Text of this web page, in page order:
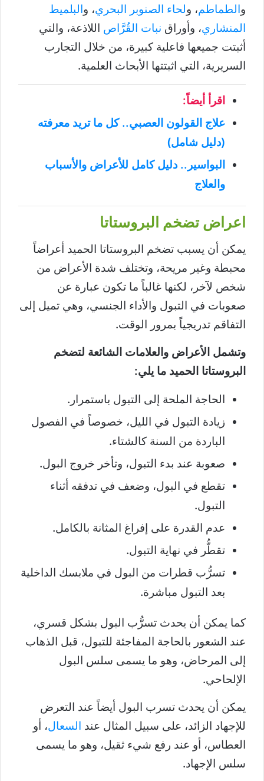
والطماطم، ولحاء الصنوبر البحري، والبلميط
المنشاري، وأوراق نبات القُرَّاص اللاذعة، والتي
أثبتت جميعها فاعلية كبيرة، من خلال التجارب
السريرية، التي اثبتتها الأبحاث العلمية.
اقرأ أيضاً:
علاج القولون العصبي.. كل ما تريد معرفته
(دليل شامل)
البواسير.. دليل كامل للأعراض والأسباب
والعلاج
اعراض تضخم البروستاتا
يمكن أن يسبب تضخم البروستاتا الحميد أعراضاً
محبطة وغير مريحة، وتختلف شدة الأعراض من
شخص لآخر، لكنها غالباً ما تكون عبارة عن
صعوبات في التبول والأداء الجنسي، وهي تميل إلى
التفاقم تدريجياً بمرور الوقت.
وتشمل الأعراض والعلامات الشائعة لتضخم
البروستاتا الحميد ما يلي:
الحاجة الملحة إلى التبول باستمرار.
زيادة التبول في الليل، خصوصاً في الفصول
الباردة من السنة كالشتاء.
صعوبة عند بدء التبول، وتأخر خروج البول.
تقطع في البول، وضعف في تدفقه أثناء
التبول.
عدم القدرة على إفراغ المثانة بالكامل.
تقطُّر في نهاية التبول.
تسرُّب قطرات من البول في ملابسك الداخلية
بعد التبول مباشرة.
كما يمكن أن يحدث تسرُّب البول بشكل قسري،
عند الشعور بالحاجة المفاجئة للتبول، قبل الذهاب
إلى المرحاض، وهو ما يسمى سلس البول
الإلحاحي.
يمكن أن يحدث تسرب البول أيضاً عند التعرض
للإجهاد الزائد، على سبيل المثال عند السعال، أو
العطاس، أو عند رفع شيء ثقيل، وهو ما يسمى
سلس الإجهاد.